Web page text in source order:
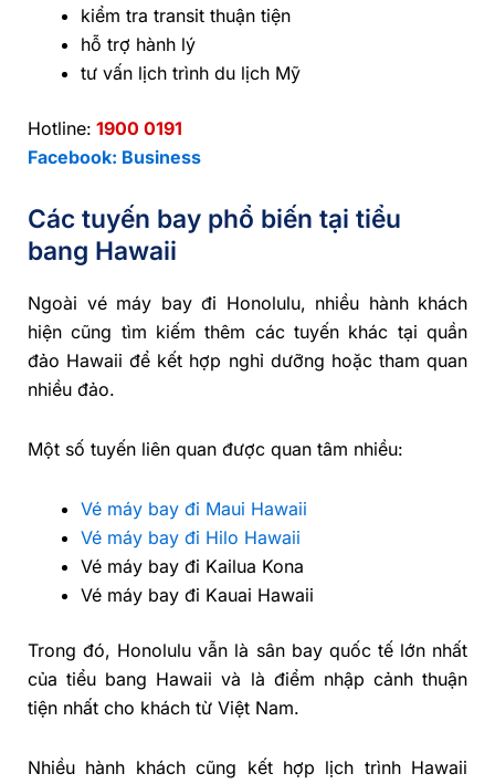
kiểm tra transit thuận tiện
hỗ trợ hành lý
tư vấn lịch trình du lịch Mỹ
Hotline: 1900 0191
Facebook: Business
Các tuyến bay phổ biến tại tiểu
bang Hawaii
Ngoài vé máy bay đi Honolulu, nhiều hành khách
hiện cũng tìm kiếm thêm các tuyến khác tại quần
đảo Hawaii để kết hợp nghỉ dưỡng hoặc tham quan
nhiều đảo.
Một số tuyến liên quan được quan tâm nhiều:
Vé máy bay đi Maui Hawaii
Vé máy bay đi Hilo Hawaii
Vé máy bay đi Kailua Kona
Vé máy bay đi Kauai Hawaii
Trong đó, Honolulu vẫn là sân bay quốc tế lớn nhất
của tiểu bang Hawaii và là điểm nhập cảnh thuận
tiện nhất cho khách từ Việt Nam.
Nhiều hành khách cũng kết hợp lịch trình Hawaii